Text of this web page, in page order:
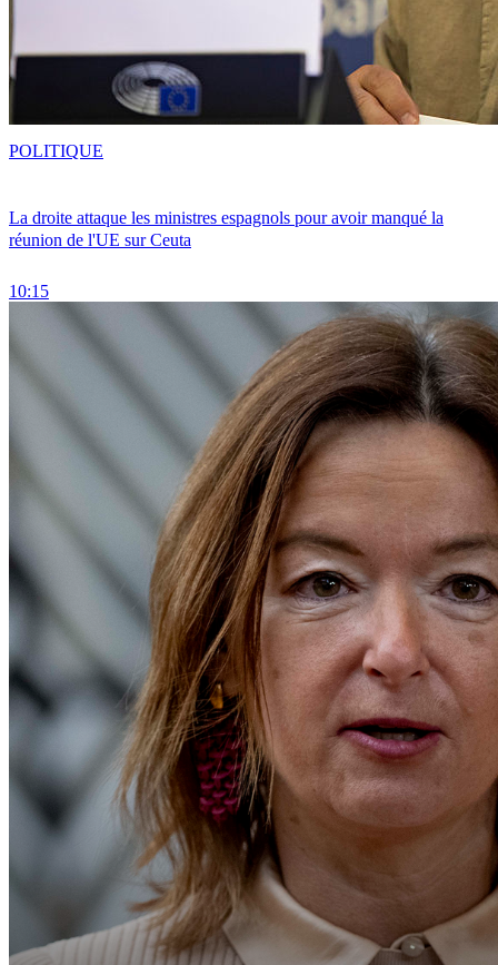
La droite attaque les ministres espagnols pour avoir manqué la
réunion de l'UE sur Ceuta
10:15
POLITIQUE